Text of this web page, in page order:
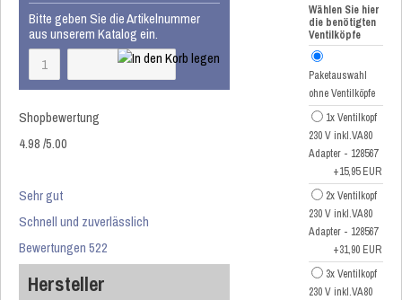
Bitte geben Sie die Artikelnummer
aus unserem Katalog ein.
Shopbewertung
4.98/5.00
Sehr gut
Schnell und zuverlässlich
Bewertungen 522
Hersteller
Wählen Sie hier
die benötigten
Ventilköpfe
Paketauswahl
ohne Ventilköpfe
1x Ventilkopf
230 V inkl.VA80
Adapter - 128567
+15,95 EUR
2x Ventilkopf
230 V inkl.VA80
Adapter - 128567
+31,90 EUR
3x Ventilkopf
230 V inkl.VA80